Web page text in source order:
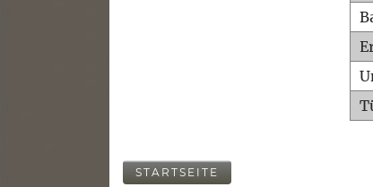
STARTSEITE